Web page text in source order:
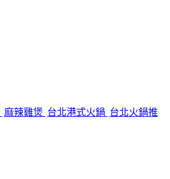
麻辣雞煲 台北港式火鍋 台北火鍋推